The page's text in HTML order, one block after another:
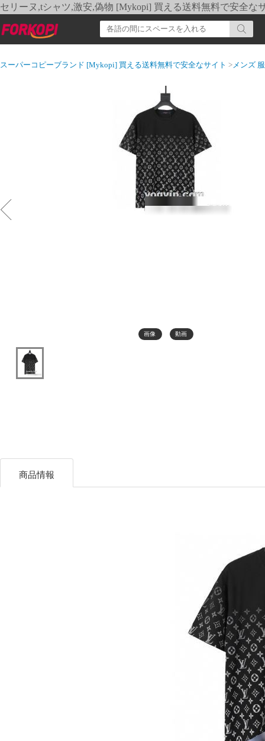
セリーヌ,tシャツ,激安,偽物 [Mykopi] 買える送料無料で安全な
スーパーコピーブランド [Mykopi] 買える送料無料で安全なサイト >メンズ 服
画像 動画
商品情報